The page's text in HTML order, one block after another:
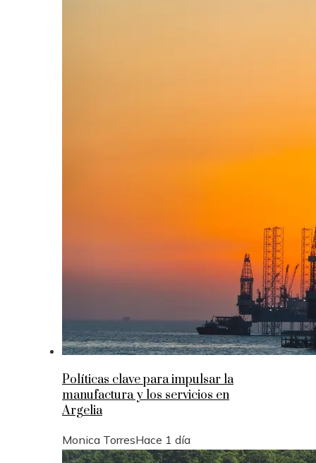
Políticas clave para impulsar la
manufactura y los servicios en
Argelia
Monica TorresHace 1 día